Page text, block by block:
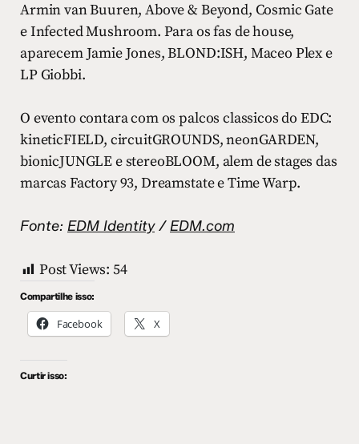
Armin van Buuren, Above & Beyond, Cosmic Gate
e Infected Mushroom. Para os fas de house,
aparecem Jamie Jones, BLOND:ISH, Maceo Plex e
LP Giobbi.
O evento contara com os palcos classicos do EDC:
kineticFIELD, circuitGROUNDS, neonGARDEN,
bionicJUNGLE e stereoBLOOM, alem de stages das
marcas Factory 93, Dreamstate e Time Warp.
Fonte: EDM Identity/EDM.com
Post Views: 54
Compartilhe isso:
Facebook X
Curtir isso: